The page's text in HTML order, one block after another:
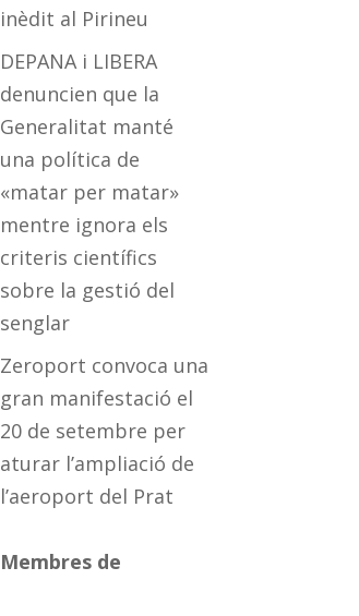
inèdit al Pirineu
DEPANA i LIBERA
denuncien que la
Generalitat manté
una política de
«matar per matar»
mentre ignora els
criteris científics
sobre la gestió del
senglar
Zeroport convoca una
gran manifestació el
20 de setembre per
aturar l’ampliació de
l’aeroport del Prat
Membres de